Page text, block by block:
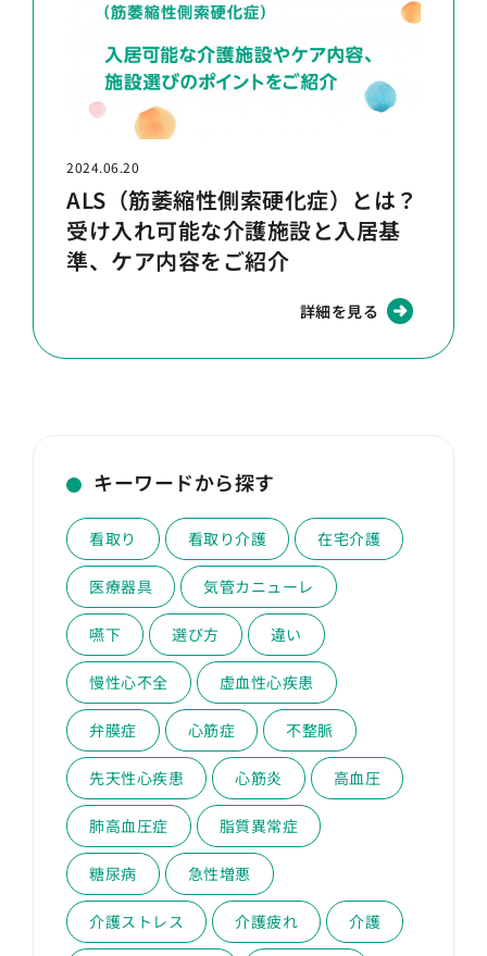
2024.06.20
ALS（筋萎縮性側索硬化症）とは？
受け入れ可能な介護施設と入居基
準、ケア内容をご紹介
詳細を見る
キーワードから探す
看取り 看取り介護 在宅介護
医療器具 気管カニューレ
嚥下 選び方 違い
慢性心不全 虚血性心疾患
弁膜症 心筋症 不整脈
先天性心疾患 心筋炎 高血圧
肺高血圧症 脂質異常症
糖尿病 急性増悪
介護ストレス 介護疲れ 介護